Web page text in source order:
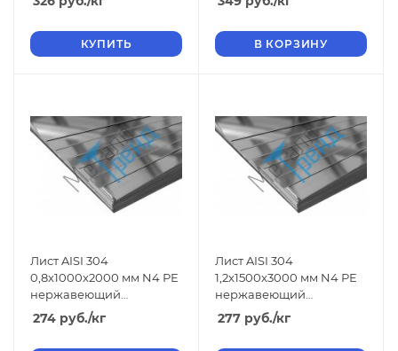
КУПИТЬ В КОРЗИНУ
Лист AISI 304
0,8x1000x2000 мм N4 РЕ
нержавеющий
шлифованный
274 руб./кг
Лист AISI 304
1,2x1500x3000 мм N4 РЕ
нержавеющий
шлифованный
277 руб./кг